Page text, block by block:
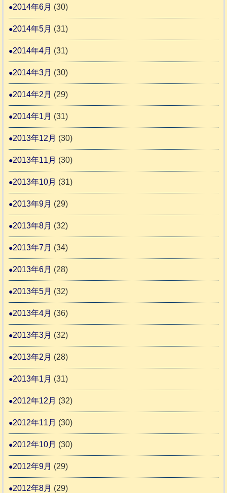
2014年6月 (30)
2014年5月 (31)
2014年4月 (31)
2014年3月 (30)
2014年2月 (29)
2014年1月 (31)
2013年12月 (30)
2013年11月 (30)
2013年10月 (31)
2013年9月 (29)
2013年8月 (32)
2013年7月 (34)
2013年6月 (28)
2013年5月 (32)
2013年4月 (36)
2013年3月 (32)
2013年2月 (28)
2013年1月 (31)
2012年12月 (32)
2012年11月 (30)
2012年10月 (30)
2012年9月 (29)
2012年8月 (29)